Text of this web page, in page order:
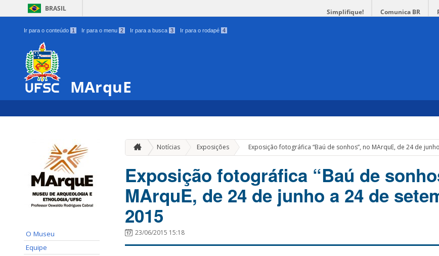
BRASIL Simplifique! Comunica BR
Ir para o conteúdo 1 Ir para o menu 2 Ir para a busca 3 Ir para o rodapé 4
MArquE
O Museu
Equipe
Notícias Exposições » Exposição fotográfica “Baú de sonhos”, no MArquE, de 24 de
Exposição fotográfica “Baú de
MArquE, de 24 de junho a 24 de
2015
23/06/2015 15:18